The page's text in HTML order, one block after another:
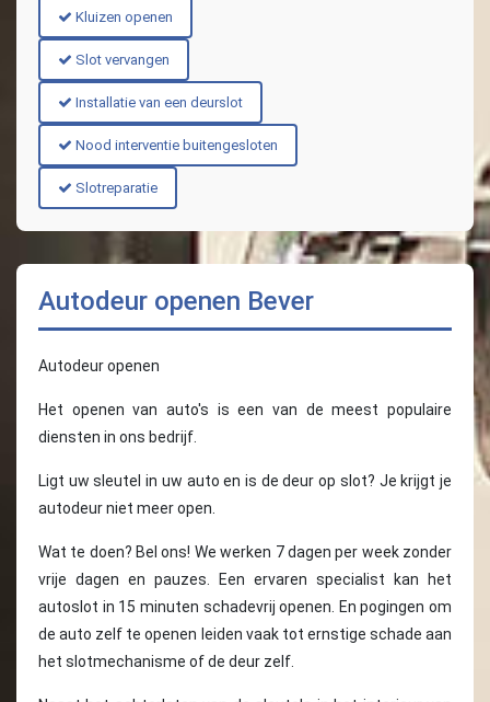
Kluizen openen
Slot vervangen
Installatie van een deurslot
Nood interventie buitengesloten
Slotreparatie
Autodeur openen Bever
Autodeur openen
Het openen van auto's is een van de meest populaire
diensten in ons bedrijf.
Ligt uw sleutel in uw auto en is de deur op slot? Je krijgt je
autodeur niet meer open.
Wat te doen? Bel ons! We werken 7 dagen per week zonder
vrije dagen en pauzes. Een ervaren specialist kan het
autoslot in 15 minuten schadevrij openen. En pogingen om
de auto zelf te openen leiden vaak tot ernstige schade aan
het slotmechanisme of de deur zelf.